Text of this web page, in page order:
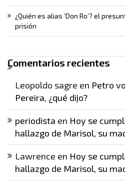
¿Quién es alias ‘Don Ro’? el
prisión
Comentarios recientes
Leopoldo sagre en Petro
Pereira, ¿qué dijo?
periodista en Hoy se
hallazgo de Marisol, su
Lawrence en Hoy se
hallazgo de Marisol, su